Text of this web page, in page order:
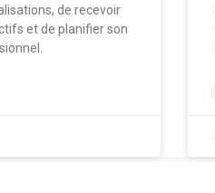
de recevoir
et de planifier son